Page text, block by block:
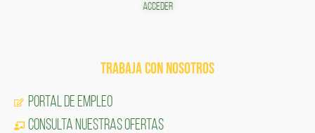
ACCEDER
TRABAJA CON NOSOTROS
Portal de Empleo
CONSULTA NUESTRAS OFERTAS